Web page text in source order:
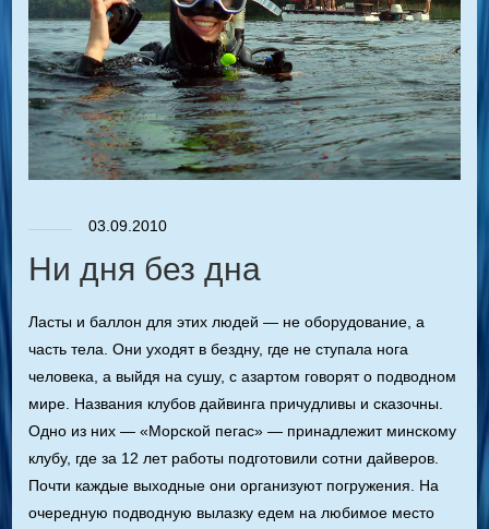
03.09.2010
Ни дня без дна
Ласты и баллон для этих людей — не оборудование, а
часть тела. Они уходят в бездну, где не ступала нога
человека, а выйдя на сушу, с азартом говорят о подводном
мире. Названия клубов дайвинга причудливы и сказочны.
Одно из них — «Морской пегас» — принадлежит минскому
клубу, где за 12 лет работы подготовили сотни дайверов.
Почти каждые выходные они организуют погружения. На
очередную подводную вылазку едем на любимое место